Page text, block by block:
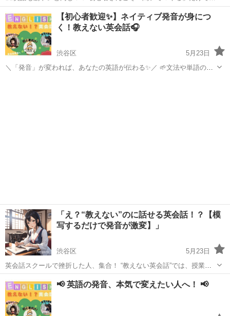
OK！ 「教えない英会話」では、先生は教えません。 やるのは… ✔
TEDや映画の真似 ✔ 自分の声を録音 ✔ フィードバックを受け取る
だ...
英会話
【初心者歓迎✨】ネイティブ発音が身につ
く！教えない英会話🎧
渋谷区
5月23日
＼「発音」が変われば、あなたの英語が伝わる✨／ 🌱文法や単語の勉
「え？“教えない”のに話せる英会話！？【模
写するだけで発音が激変】」
渋谷区
5月23日
英会話スクールで挫折した人、集合！ “教えない英会話”では、授業中
に文法の説明もしません。 やるのは、ただひとつ——「ネイティブの
動画を真似して録音」するだけ。 📌ネイティブのような発音が自然と
身につく！ 📌説明...
英会話 ネイティブ
📢 英語の発音、本気で変えたい人へ！ 📢